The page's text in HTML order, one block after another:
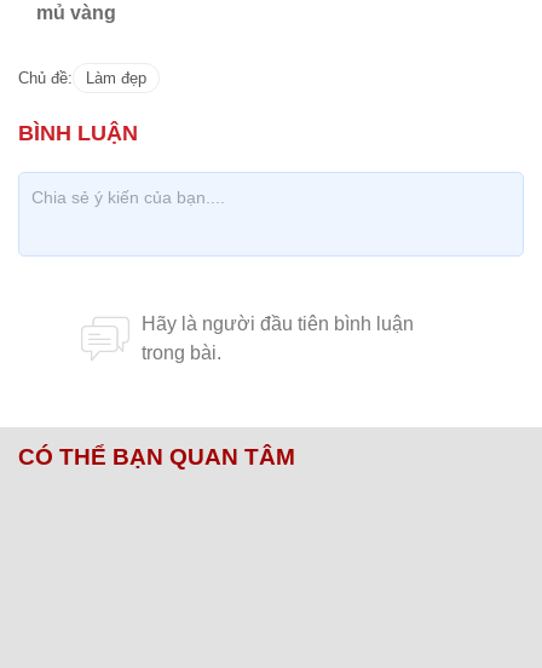
mủ vàng
Chủ đề: Làm đẹp
CÓ THỂ BẠN QUAN TÂM